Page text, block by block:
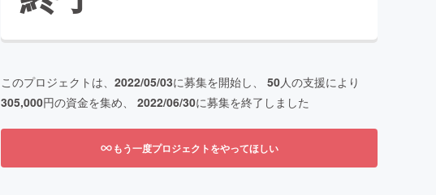
このプロジェクトは、 2022/05/03に募集を開始し、 50人の支援により
305,000円の資金を集め、 2022/06/30に募集を終了しました
もう一度プロジェクトをやってほしい